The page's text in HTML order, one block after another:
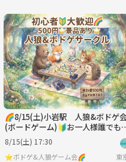
8/24 8/25
日
8/30
月
8/31
🌈8/15(土)小岩駅 人狼&ボドゲ
(ボードゲーム)🔰お一人様誰でも
歓迎⭐️⭐️途中参加・途中退室OK
8/15(土) 17:30
⭐️ボドゲ&人狼ゲーム会🌈 東